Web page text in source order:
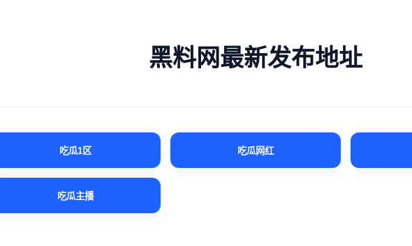
黑料网最新发布地址
吃瓜1区 吃瓜网红
吃瓜主播